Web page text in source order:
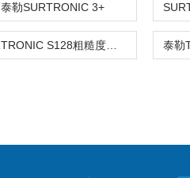
泰勒SURTRONIC 3+